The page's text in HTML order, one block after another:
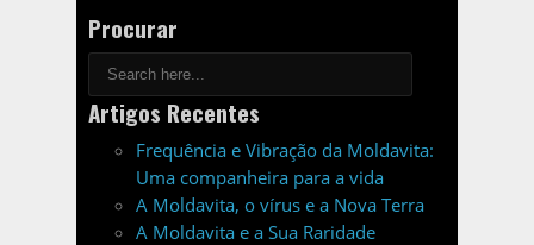
Procurar
Artigos Recentes
Frequência e Vibração da Moldavita:
Uma companheira para a vida
A Moldavita, o vírus e a Nova Terra
A Moldavita e a Sua Raridade